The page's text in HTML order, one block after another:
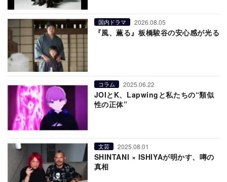
国内ドラマ 2026.08.05
『風、薫る』板橋駿谷の安心感が光る
コラム 2025.06.22
JOIとK、Lapwingと私たちの“類似
性の正体”
文芸 2025.08.01
SHINTANI × ISHIYAが明かす、噂の
真相